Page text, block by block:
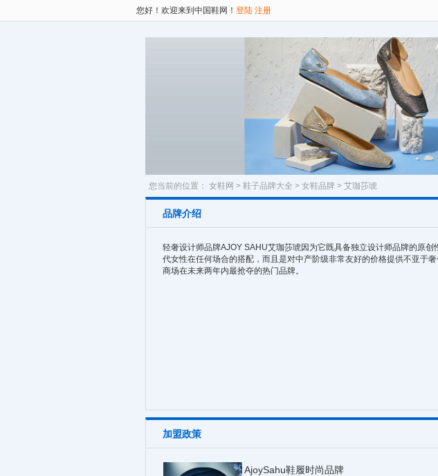
您好！欢迎来到中国鞋网！ 登陆 注册
您当前的位置： 女鞋网 > 鞋子品牌大全 > 女鞋品牌 > 艾珈莎琥
品牌介绍
轻奢设计师品牌AJOY SAHU艾珈莎琥因为它既具备独立设计师品牌的原创
代女性在任何场合的搭配，而且是对中产阶级非常友好的价格提供不亚于
商场在未来两年内最抢夺的热门品牌。
加盟政策
AjoySahu鞋履时尚品牌